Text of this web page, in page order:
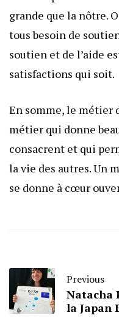
grande que la nôtre.
tous besoin de
soutien et de l’aide
satisfactions qui soit.
En somme, le métier
métier qui donne
consacrent et qui
la vie des autres. Un
se donne à cœur
Previous
Natacha
la Japan